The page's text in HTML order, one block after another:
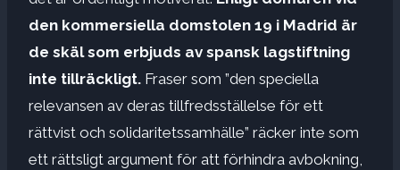
den kommersiella domstolen 19 i Madrid är
de skäl som erbjuds av spansk lagstiftning
inte tillräckligt. Fraser som ”den speciella
relevansen av deras tillfredsställelse för ett
rättvist och solidaritetssamhälle” räcker inte som
ett rättsligt argument för att förhindra avbokning,